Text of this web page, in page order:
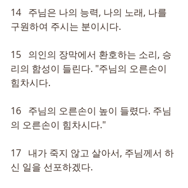
14   주님은 나의 능력, 나의 노래, 나를
구원하여 주시는 분이시다.
15   의인의 장막에서 환호하는 소리, 승
리의 함성이 들린다. "주님의 오른손이
힘차시다.
16   주님의 오른손이 높이 들렸다. 주님
의 오른손이 힘차시다."
17   내가 죽지 않고 살아서, 주님께서 하
신 일을 선포하겠다.